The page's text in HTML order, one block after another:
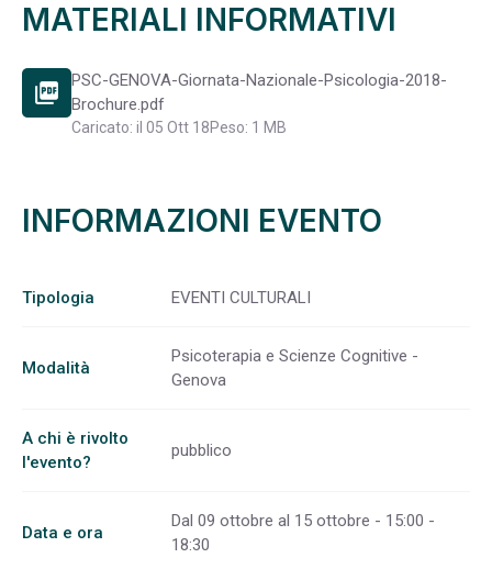
MATERIALI INFORMATIVI
picture_as_pdf
PSC-GENOVA-Giornata-Nazionale-Psicologia-2018-
Brochure.pdf
Caricato: il 05 Ott 18Peso: 1 MB
INFORMAZIONI EVENTO
Tipologia EVENTI CULTURALI
Modalità
Psicoterapia e Scienze Cognitive -
Genova
A chi è rivolto
l'evento?
pubblico
Data e ora
Dal 09 ottobre al 15 ottobre - 15:00 -
18:30